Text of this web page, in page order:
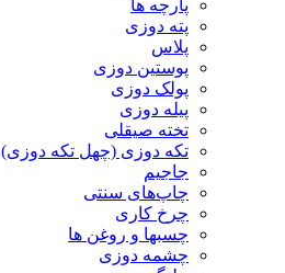
پارچه ها
پته دوزی
پلاس
پوستین دوزی
پولک دوزی
پیله دوزی
تخته صیقلی
تکه دوزی (چهل تکه دوزی)
جاجیم
چاپ‌های سنتی
چرخ کاری
چسبها و روغن ها
چشمه دوزی